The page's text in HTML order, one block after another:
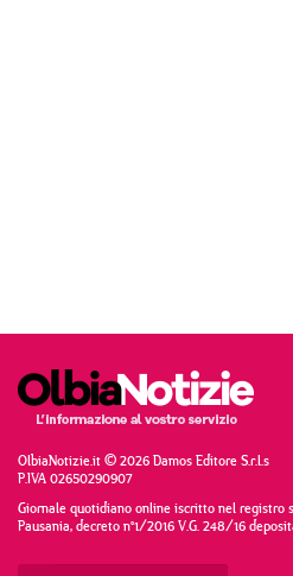
OlbiaNotizie.it © 2026 Damos Editore S.r.l.s
P.IVA 02650290907
Giornale quotidiano online iscritto nel registro
Pausania, decreto n°1/2016 V.G. 248/16